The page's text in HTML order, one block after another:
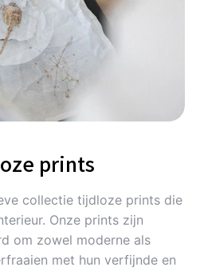
prints
collectie tijdloze prints die
Onze prints zijn
om zowel moderne als
met hun verfijnde en